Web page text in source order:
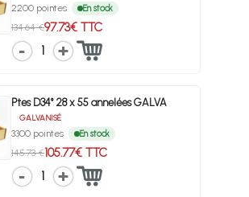
2200 pointes En stock
134.64 €97.73€ TTC
1
Ptes D34° 28 x 55 annelées GALVA
GALVANISÉ
3300 pointes En stock
145.73 €105.77€ TTC
1